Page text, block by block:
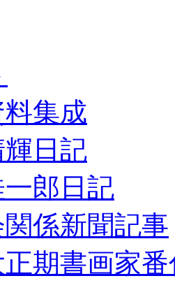
集成
日記
郎日記
係新聞記事
期書画家